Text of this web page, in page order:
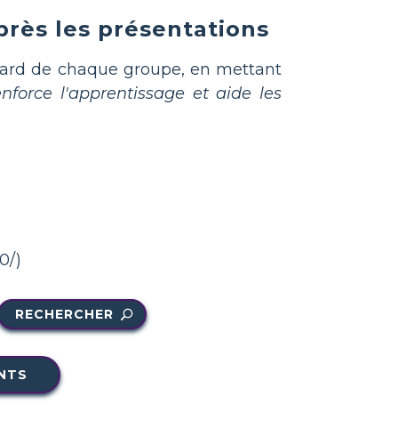
les présentations
de chaque groupe, en mettant
l'apprentissage et aide les
)
RECHERCHER